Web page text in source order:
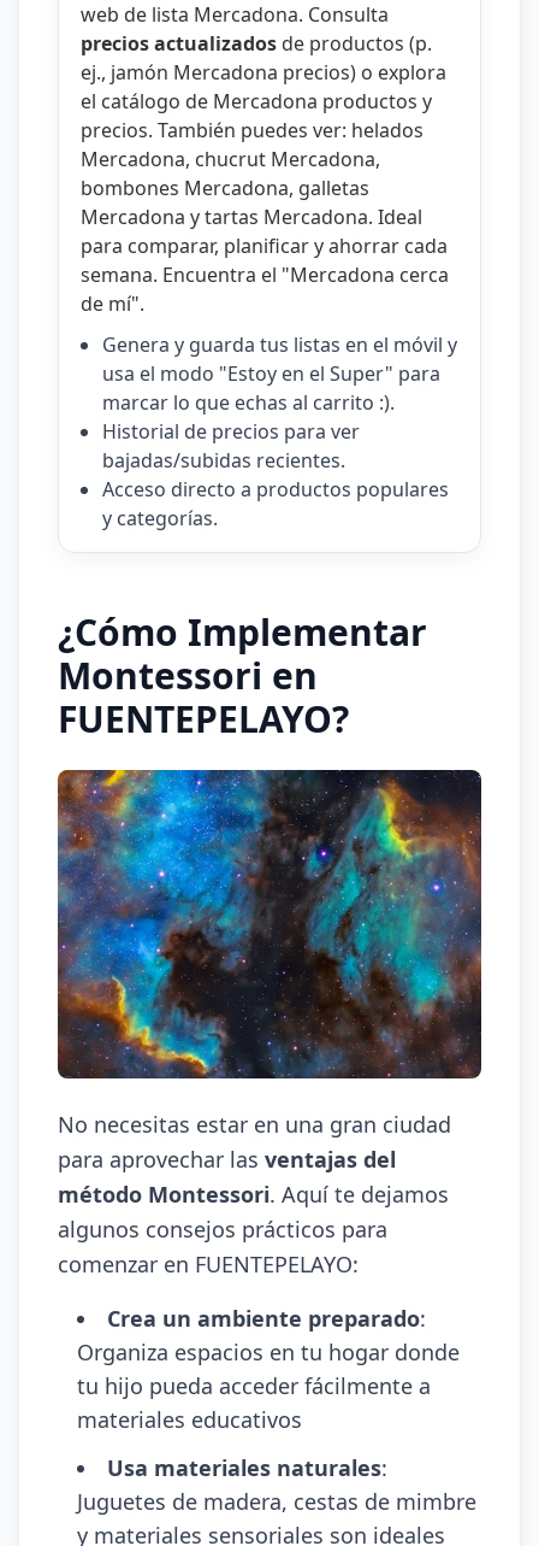
web de lista Mercadona. Consulta
precios actualizados de productos (p.
ej., jamón Mercadona precios) o explora
el catálogo de Mercadona productos y
precios. También puedes ver: helados
Mercadona, chucrut Mercadona,
bombones Mercadona, galletas
Mercadona ytartas Mercadona. Ideal
para comparar, planificar y ahorrar cada
semana. Encuentra el "Mercadona cerca
de mí".
Genera y guarda tus listas en el móvil y
usa el modo "Estoy en el Super" para
marcar lo que echas al carrito :).
Historial de precios para ver
bajadas/subidas recientes.
Acceso directo a productos populares
y categorías.
¿Cómo Implementar
Montessori en
FUENTEPELAYO?
No necesitas estar en una gran ciudad
para aprovechar las ventajas del
método Montessori. Aquí te dejamos
algunos consejos prácticos para
comenzar en FUENTEPELAYO:
Crea un ambiente preparado:
Organiza espacios en tu hogar donde
tu hijo pueda acceder fácilmente a
materiales educativos
Usa materiales naturales:
Juguetes de madera, cestas de mimbre
y materiales sensoriales son ideales